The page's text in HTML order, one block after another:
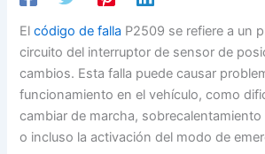
Elcódigo de falla P2509 se refiere a un
circuito del interruptor de sensor de
cambios. Esta falla puede causar
funcionamiento en el vehículo, como
cambiar de marcha,
o incluso la activación del modo de